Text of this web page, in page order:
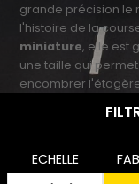
grande précision le
l'histoire de la
miniature, elle est
une taille qui
encombrer
ECHELLE